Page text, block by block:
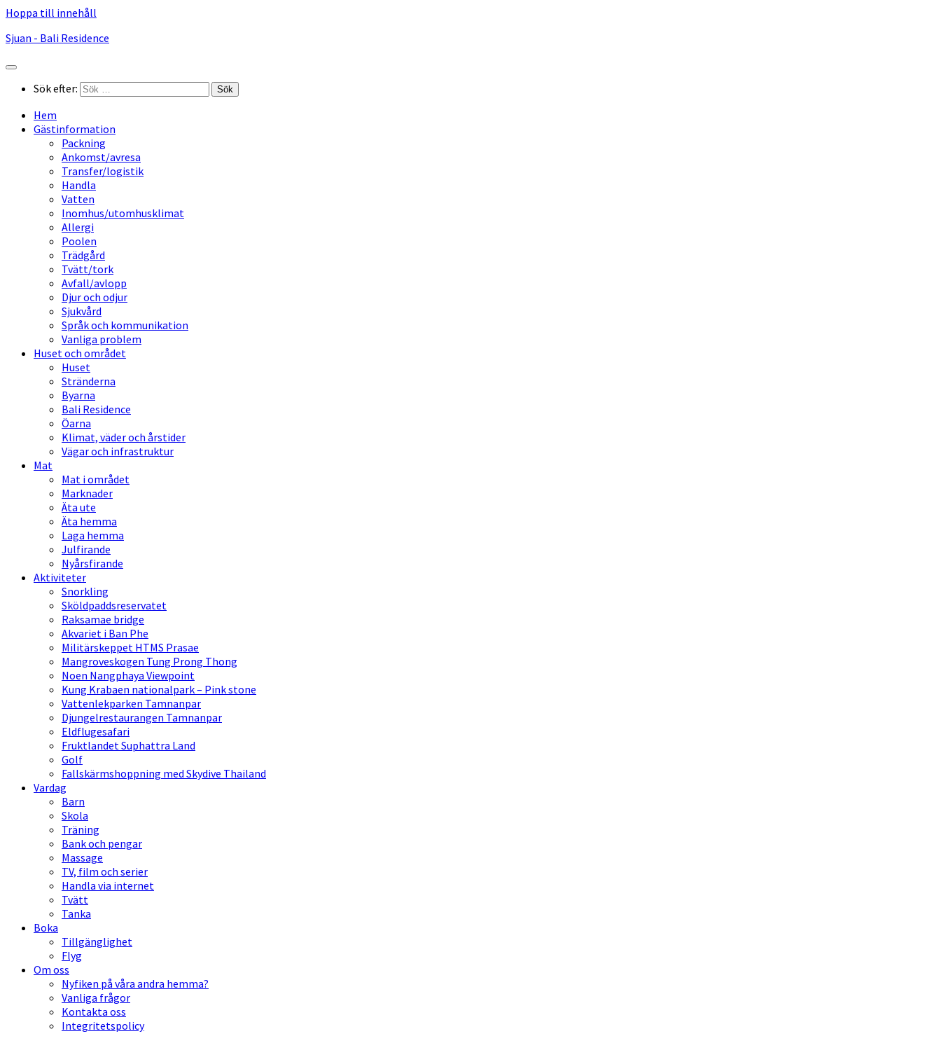
Hoppa till innehåll
Sjuan - Bali Residence
Sök efter:
Hem
Gästinformation
Packning
Ankomst/avresa
Transfer/logistik
Handla
Vatten
Inomhus/utomhusklimat
Allergi
Poolen
Trädgård
Tvätt/tork
Avfall/avlopp
Djur och odjur
Sjukvård
Språk och kommunikation
Vanliga problem
Huset och området
Huset
Stränderna
Byarna
Bali Residence
Öarna
Klimat, väder och årstider
Vägar och infrastruktur
Mat
Mat i området
Marknader
Äta ute
Äta hemma
Laga hemma
Julfirande
Nyårsfirande
Aktiviteter
Snorkling
Sköldpaddsreservatet
Raksamae bridge
Akvariet i Ban Phe
Militärskeppet HTMS Prasae
Mangroveskogen Tung Prong Thong
Noen Nangphaya Viewpoint
Kung Krabaen nationalpark – Pink stone
Vattenlekparken Tamnanpar
Djungelrestaurangen Tamnanpar
Eldflugesafari
Fruktlandet Suphattra Land
Golf
Fallskärmshoppning med Skydive Thailand
Vardag
Barn
Skola
Träning
Bank och pengar
Massage
TV, film och serier
Handla via internet
Tvätt
Tanka
Boka
Tillgänglighet
Flyg
Om oss
Nyfiken på våra andra hemma?
Vanliga frågor
Kontakta oss
Integritetspolicy